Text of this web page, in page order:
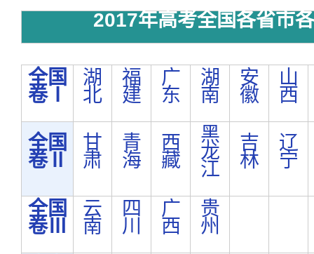
2017年高考全国各省市
全国
卷Ⅰ
湖
北
福
建
广
东
湖
南
安
徽
山
西
全国
卷Ⅱ
甘
肃
青
海
西
藏
黑
龙
江
吉
林
辽
宁
全国
卷Ⅲ
云
南
四
川
广
西
贵
州